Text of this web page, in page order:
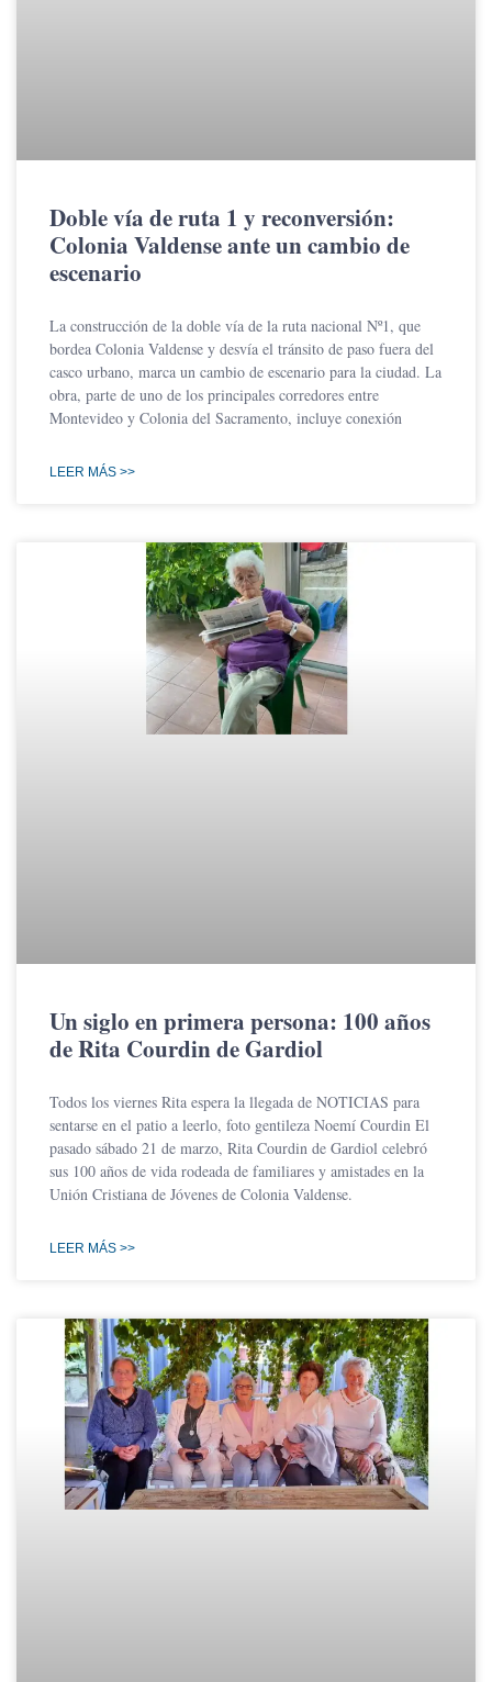
Doble vía de ruta 1 y reconversión:
Colonia Valdense ante un cambio de
escenario
La construcción de la doble vía de la ruta nacional Nº1, que
bordea Colonia Valdense y desvía el tránsito de paso fuera del
casco urbano, marca un cambio de escenario para la ciudad. La
obra, parte de uno de los principales corredores entre
Montevideo y Colonia del Sacramento, incluye conexión
LEER MÁS >>
Un siglo en primera persona: 100 años
de Rita Courdin de Gardiol
Todos los viernes Rita espera la llegada de NOTICIAS para
sentarse en el patio a leerlo, foto gentileza Noemí Courdin El
pasado sábado 21 de marzo, Rita Courdin de Gardiol celebró
sus 100 años de vida rodeada de familiares y amistades en la
Unión Cristiana de Jóvenes de Colonia Valdense.
LEER MÁS >>